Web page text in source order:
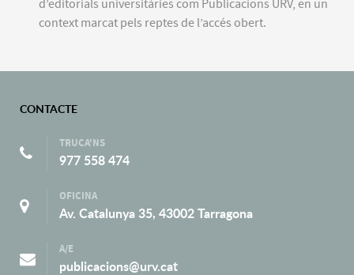
d’editorials universitàries com Publicacions URV, en un
context marcat pels reptes de l’accés obert.
CONTACTE
TRUCA'NS
977 558 474
OFICINA
Av. Catalunya 35, 43002 Tarragona
A/E
publicacions@urv.cat